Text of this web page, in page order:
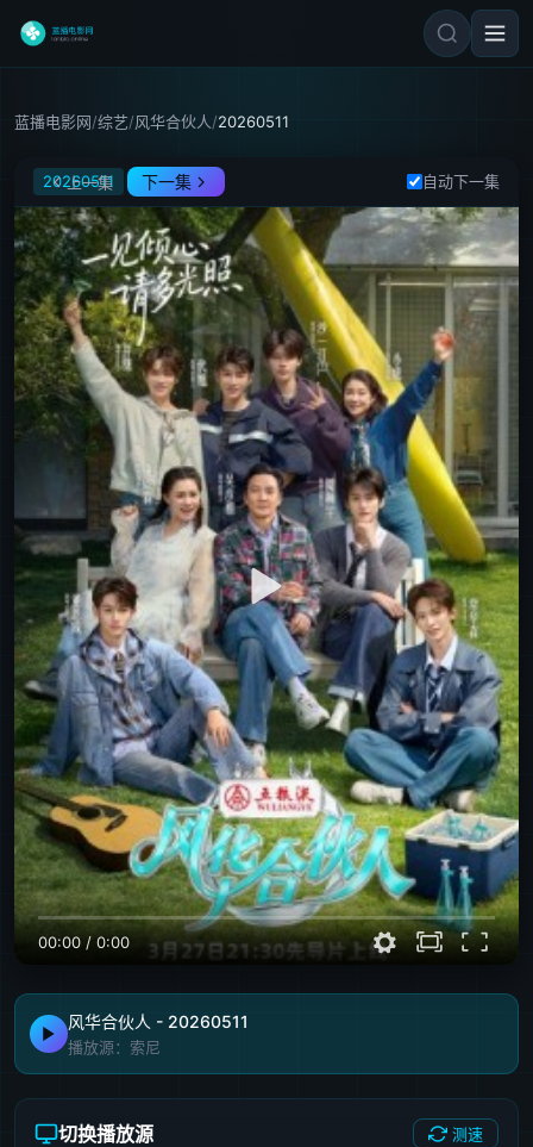
蓝播电影网/综艺/风华合伙人/20260511
风华合伙人
20260511
上一集 下一集 自动下一集
00:00 / 0:00
风华合伙人 - 20260511
播放源：索尼
切换播放源 测速